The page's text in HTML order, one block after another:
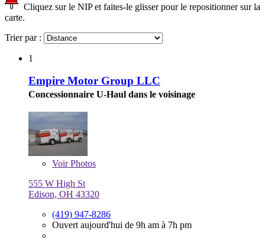
Cliquez sur le NIP et faites-le glisser pour le repositionner sur la
carte.
Trier par :
1
Empire Motor Group LLC
Concessionnaire U-Haul dans le voisinage
VoirPhotos
555 W High St
Edison, OH 43320
(419) 947-8286
Ouvert aujourd'hui de 9h am à 7h pm